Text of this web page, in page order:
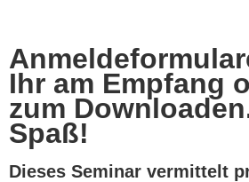
Ihr am Empfang
zum Downloaden
Spaß!
Dieses Seminar vermittelt